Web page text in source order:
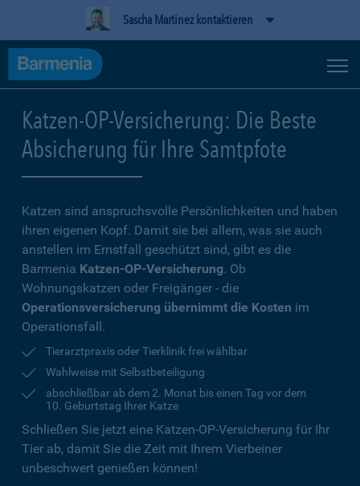
Sascha Martinez kontaktieren
Katzen-OP-Versicherung: Die Beste
Absicherung für Ihre Samtpfote
Katzen sind anspruchsvolle Persönlichkeiten und haben
ihren eigenen Kopf. Damit sie bei allem, was sie auch
anstellen im Ernstfall geschützt sind, gibt es die
Barmenia Katzen-OP-Versicherung. Ob
Wohnungskatzen oder Freigänger - die
Operationsversicherung übernimmt die Kosten im
Operationsfall.
Tierarztpraxis oder Tierklinik frei wählbar
Wahlweise mit Selbstbeteiligung
abschließbar ab dem 2. Monat bis einen Tag vor dem
10. Geburtstag Ihrer Katze
Schließen Sie jetzt eine Katzen-OP-Versicherung für Ihr
Tier ab, damit Sie die Zeit mit Ihrem Vierbeiner
unbeschwert genießen können!